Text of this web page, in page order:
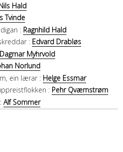
Hald
Tvinde
: Ragnhild Hald
: Edvard Drabløs
Dagmar Myhrvold
Norlund
ein lærar : Helge Essmar
: Pehr Qværnstrøm
Alf Sommer